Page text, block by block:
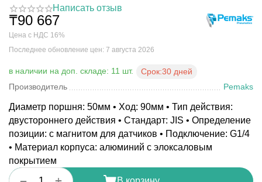
Написать отзыв
₸90 667
Цена с НДС 16%
Последнее обновление цен: 7 августа 2026
в наличии на доп. складе: 11 шт. Срок:30 дней
Производитель
Pemaks
Диаметр поршня: 50мм • Ход: 90мм • Тип действия:
двустороннего действия • Стандарт: JIS • Определение
позиции: с магнитом для датчиков • Подключение: G1/4
• Материал корпуса: алюминий с элоксаловым
покрытием